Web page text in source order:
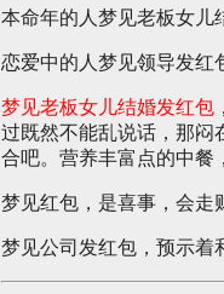
本命年的人梦见老板女儿
恋爱中的人梦见领导发红
梦见老板女儿结婚发红包
过既然不能乱说话，那闷
合吧。营养丰富点的中餐
梦见红包，是喜事，会走
梦见公司发红包，预示着